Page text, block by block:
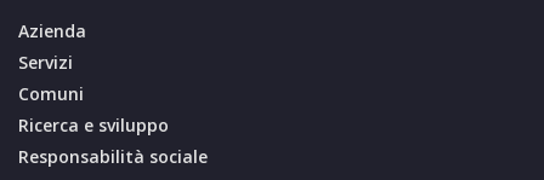
Azienda
Servizi
Comuni
Ricerca e sviluppo
Responsabilità sociale